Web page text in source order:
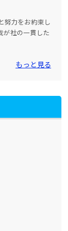
努力をお約束し
が社の一貫した
もっと見る